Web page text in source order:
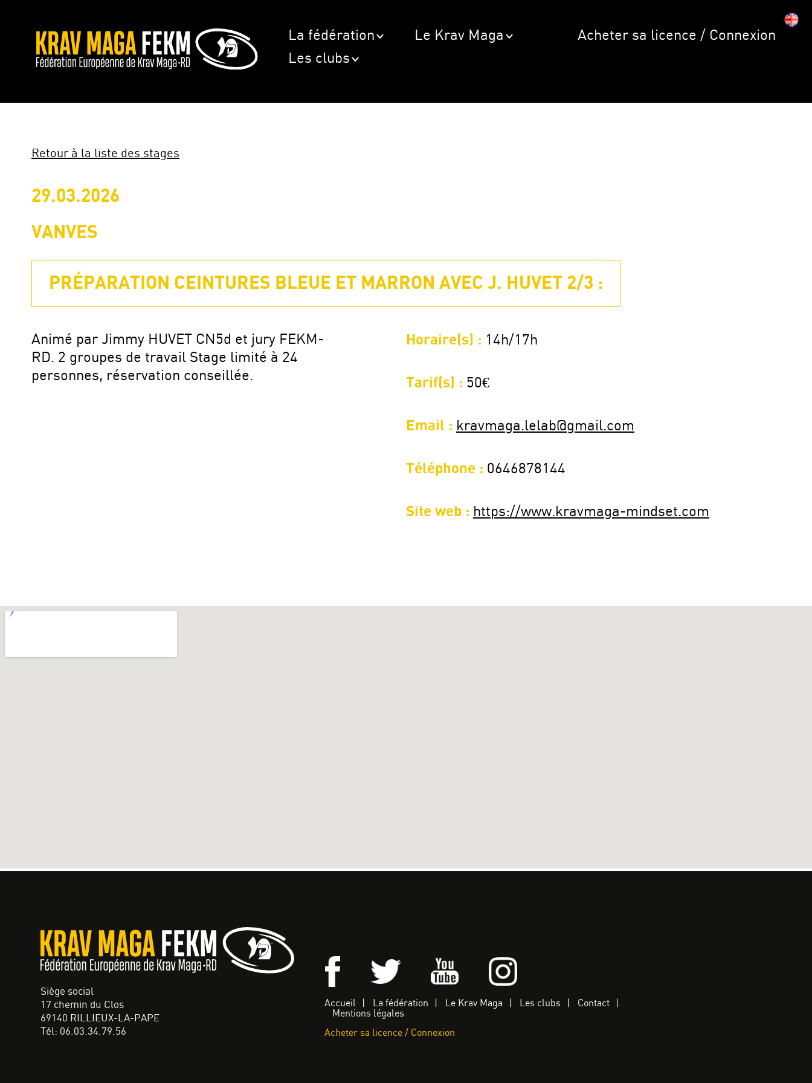
La fédération
Le Krav Maga
Les clubs
Acheter sa licence / Connexion
Retour à la liste des stages
29.03.2026
VANVES
PRÉPARATION CEINTURES BLEUE ET MARRON AVEC J. HUVET 2/3 :
Animé par Jimmy HUVET CN5d et jury FEKM-
RD. 2 groupes de travail Stage limité à 24
personnes, réservation conseillée.
Horaire(s) : 14h/17h
Tarif(s) : 50€
Email : kravmaga.lelab@gmail.com
Téléphone : 0646878144
Site web : https://www.kravmaga-mindset.com
Siège social
17 chemin du Clos
69140 RILLIEUX-LA-PAPE
Tél: 06.03.34.79.56
Accueil La fédération Le Krav Maga Les clubs
Contact
Mentions légales
Acheter sa licence / Connexion